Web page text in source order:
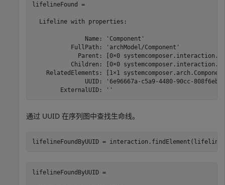
lifelineFound =
  Lifeline with properties:
               Name: 'Component'
           FullPath: 'archModel/Component'
Parent: [0×0
Children: [0×0
RelatedElements: [1×1
UUID: '6e96667a-c5a9-4480-90cc-
        ExternalUID: ''
通过 UUID 在序列图中查找生命线。
lifelineFoundByUUID =
lifelineFoundByUUID =